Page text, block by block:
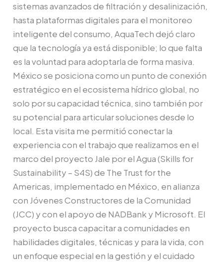
sistemas avanzados de filtración y desalinización,
hasta plataformas digitales para el monitoreo
inteligente del consumo, AquaTech dejó claro
que la tecnología ya está disponible; lo que falta
es la voluntad para adoptarla de forma masiva.
México se posiciona como un punto de conexión
estratégico en el ecosistema hídrico global, no
solo por su capacidad técnica, sino también por
su potencial para articular soluciones desde lo
local. Esta visita me permitió conectar la
experiencia con el trabajo que realizamos en el
marco del proyecto Jale por el Agua (Skills for
Sustainability – S4S) de The Trust for the
Americas, implementado en México, en alianza
con Jóvenes Constructores de la Comunidad
(JCC) y con el apoyo de NADBank y Microsoft. El
proyecto busca capacitar a comunidades en
habilidades digitales, técnicas y para la vida, con
un enfoque especial en la gestión y el cuidado